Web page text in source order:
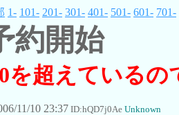
1- 101- 201- 301- 401- 501- 601- 701-
約開始
を超えている
11/10 23:37 ID:hQD7j0Ae Unknown